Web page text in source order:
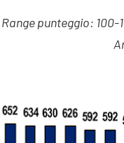
punteggio: